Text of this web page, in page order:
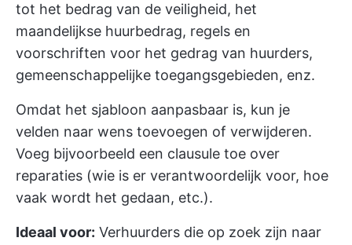
tot het bedrag van de veiligheid, het
maandelijkse huurbedrag, regels en
voorschriften voor het gedrag van huurders,
gemeenschappelijke toegangsgebieden, enz.
Omdat het sjabloon aanpasbaar is, kun je
velden naar wens toevoegen of verwijderen.
Voeg bijvoorbeeld een clausule toe over
reparaties (wie is er verantwoordelijk voor, hoe
vaak wordt het gedaan, etc.).
Ideaal voor: Verhuurders die op zoek zijn naar